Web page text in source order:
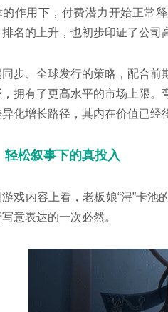
的作用下，付费潜力开始正常
名的上升，也初步印证了公司
同步、全球发行的策略，配合
拥有了更高水平的市场上限。
异化增长路径，其内在价值已经
轻松叙事下的真投入
游戏内容上看，老板娘“浔”卡
意表达的一次必然。